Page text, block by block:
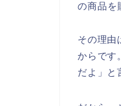
の商品を
その理由
からです
だよ」と